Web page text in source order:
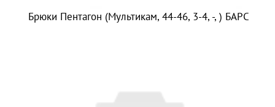
Брюки Пентагон (Мультикам, 44-46, 3-4, -, ) БАРС